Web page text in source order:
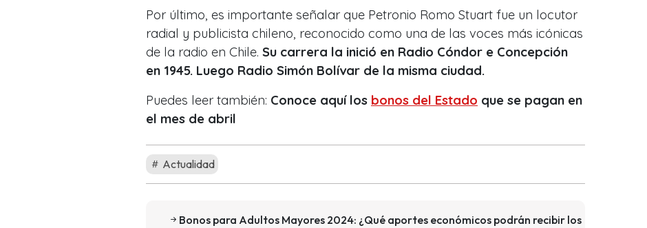
Por último, es importante señalar que Petronio Romo Stuart fue un locutor
radial y publicista chileno, reconocido como una de las voces más icónicas
de la radio en Chile. Su carrera la inició en Radio Cóndor e Concepción
en 1945. Luego Radio Simón Bolívar de la misma ciudad.
Puedes leer también: Conoce aquí los bonos del Estado que se pagan en
el mes de abril
Actualidad
Bonos para Adultos Mayores 2024: ¿Qué aportes económicos podrán recibir los